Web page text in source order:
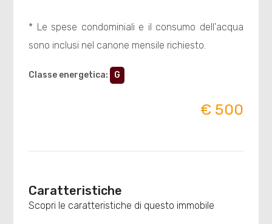
* Le spese condominiali e il consumo dell'acqua
sono inclusi nel canone mensile richiesto.
Classe energetica: G
€ 500
Caratteristiche
Scopri le caratteristiche di questo immobile